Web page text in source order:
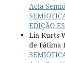
Acta
EDIÇÃO
Lia Kurts-
de Fátima